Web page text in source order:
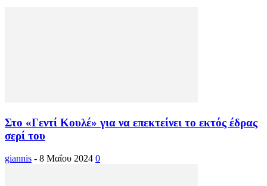
Στο «Γεντί Κουλέ» για να επεκτείνει το εκτός έδρας
σερί του
giannis - 8 Μαΐου 2024 0